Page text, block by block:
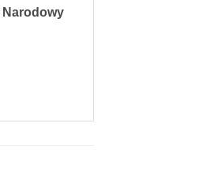
Narodowy